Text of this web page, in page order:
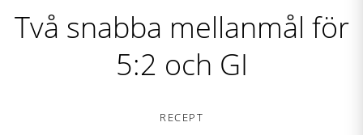
Två snabba mellanmål för
5:2 och GI
RECEPT